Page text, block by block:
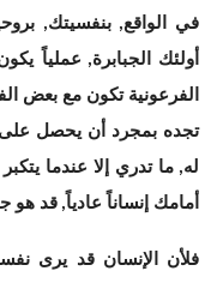
في الواقع,بنفسيتك,
أولئك الجبابرة, عملياً
الفرعونية تكون مع بعض
تجده بمجرد أن يحصل
له, ما تدري إلا عندما يتكبر
أمامك إنساناً عادياً, قد هو
فلأن الإنسان قد يرى